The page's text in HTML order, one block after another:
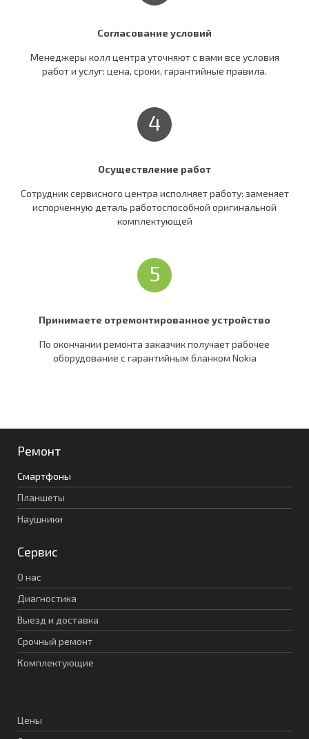
Согласование условий
Менеджеры колл центра уточняют c вами все условия
работ и услуг: цена, сроки, гарантийные правила.
4
Осуществление работ
Сотрудник сервисного центра исполняет работу: заменяет
испорченную деталь работоспособной оригинальной
комплектующей
5
Принимаете отремонтированное устройство
По окончании ремонта заказчик получает рабочее
оборудование c гарантийным бланком Nokia
Ремонт
Смартфоны
Планшеты
Наушники
Сервис
О нас
Диагностика
Выезд и доставка
Срочный ремонт
Комплектующие
Цены